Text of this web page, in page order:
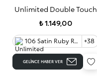
Unlimited Double Touch
₺ 1.149,00
106 Satin Ruby Red +38
GELINCE HABER VER